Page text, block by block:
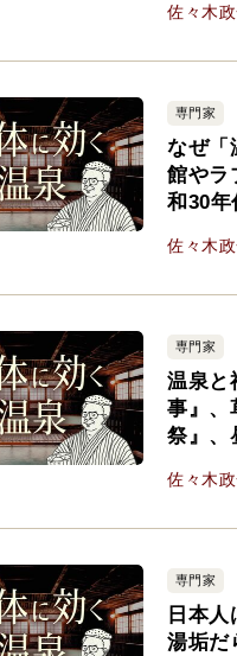
佐々木
専門家
なぜ「
館やラ
和30年
佐々木
専門家
温泉と
事』、
祭』、
佐々木
専門家
日本
湯垢だ